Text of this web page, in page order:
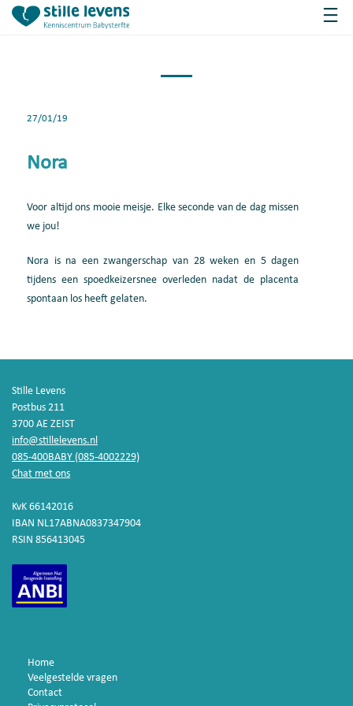
27/01/19
Nora
Voor altijd ons mooie meisje. Elke seconde van de dag missen
we jou!
Nora is na een zwangerschap van 28 weken en 5 dagen
tijdens een spoedkeizersnee overleden nadat de placenta
spontaan los heeft gelaten.
Stille Levens
Postbus 211
3700 AE ZEIST
info@stillelevens.nl
085-400BABY (085-4002229)
Chat met ons
KvK 66142016
IBAN NL17ABNA0837347904
RSIN 856413045
Home
Veelgestelde vragen
Contact